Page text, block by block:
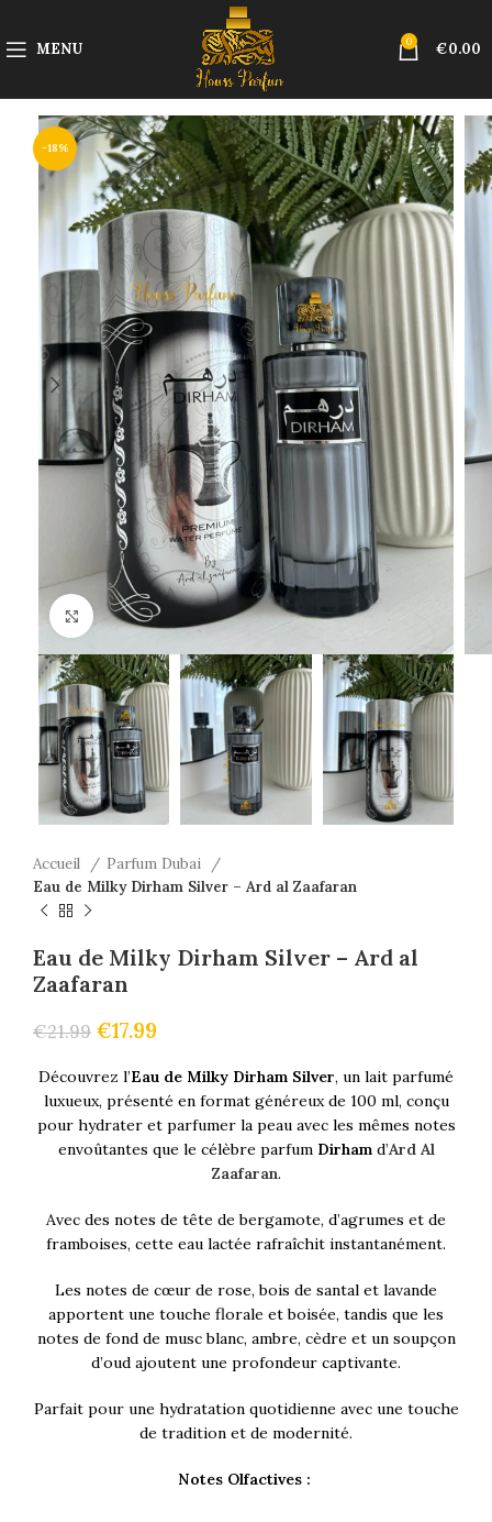
MENU 0 €0.00
-18%
Click to enlarge
Accueil
Parfum Dubai
Eau de Milky Dirham Silver – Ard al Zaafaran
Eau de Milky Dirham Silver – Ard al
Zaafaran
€21.99 €17.99
Découvrez l’Eau de Milky Dirham Silver, un lait parfumé
luxueux, présenté en format généreux de 100 ml, conçu
pour hydrater et parfumer la peau avec les mêmes notes
envoûtantes que le célèbre parfum Dirhamd’Ard Al
Zaafaran.
Avec des notes de tête de bergamote, d’agrumes et de
framboises, cette eau lactée rafraîchit instantanément.
Les notes de cœur de rose, bois de santal et lavande
apportent une touche florale et boisée, tandis que les
notes de fond de musc blanc, ambre, cèdre et un soupçon
d’oud ajoutent une profondeur captivante.
Parfait pour une hydratation quotidienne avec une touche
de tradition et de modernité.
Notes Olfactives :